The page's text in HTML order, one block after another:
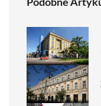
Podobne